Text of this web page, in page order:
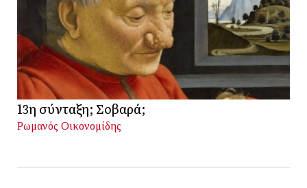
13η σύνταξη; Σοβαρά;
Ρωμανός Οικονομίδης